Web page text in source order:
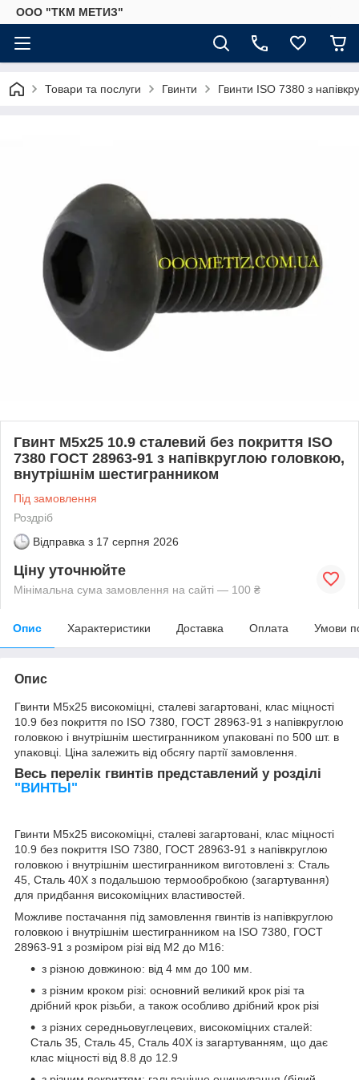
ООО "ТКМ МЕТИЗ"
Товари та послуги Гвинти Гвинти ISO 7380 з
Гвинт М5х25 10.9 сталевий без покриття ISO
7380 ГОСТ 28963-91 з напівкруглою головкою,
внутрішнім шестигранником
Під замовлення
Роздріб
Відправка з 17 серпня 2026
Ціну уточнюйте
Мінімальна сума замовлення на сайті — 100 ₴
Опис Характеристики Доставка Оплата Умови
Опис
Гвинти М5х25 високоміцні, сталеві загартовані, клас міцності
10.9 без покриття по ISO 7380, ГОСТ 28963-91 з напівкруглою
головкою і внутрішнім шестигранником упаковані по 500 шт. в
упаковці. Ціна залежить від обсягу партії замовлення.
Весь перелік гвинтів представлений у розділі
"ВИНТЫ"
Гвинти М5х25 високоміцні, сталеві загартовані, клас міцності
10.9 без покриття ISO 7380, ГОСТ 28963-91 з напівкруглою
головкою і внутрішнім шестигранником виготовлені з: Сталь
45, Сталь 40Х з подальшою термообробкою (загартування)
для придбання високоміцних властивостей.
Можливе постачання під замовлення гвинтів із напівкруглою
головкою і внутрішнім шестигранником на ISO 7380, ГОСТ
28963-91 з розміром різі від М2 до М16:
з різною довжиною: від 4 мм до 100 мм.
з різним кроком різі: основний великий крок різі та
дрібний крок різьби, а також особливо дрібний крок різі
з різних середньовуглецевих, високоміцних сталей:
Сталь 35, Сталь 45, Сталь 40Х із загартуванням, що дає
клас міцності від 8.8 до 12.9